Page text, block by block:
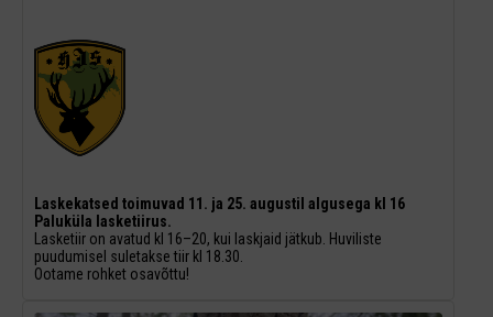
Laskekatsed toimuvad 11. ja 25. augustil algusega kl 16
Paluküla lasketiirus.
Lasketiir on avatud kl 16–20, kui laskjaid jätkub. Huviliste
puudumisel suletakse tiir kl 18.30.
Ootame rohket osavõttu!